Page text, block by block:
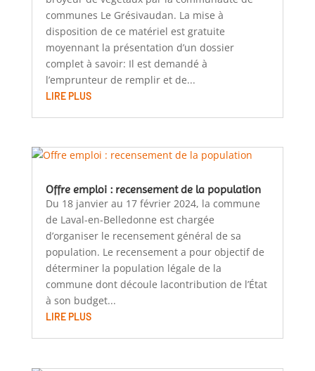
communes Le Grésivaudan. La mise à
disposition de ce matériel est gratuite
moyennant la présentation d’un dossier
complet à savoir: Il est demandé à
l’emprunteur de remplir et de...
LIRE PLUS
Offre emploi : recensement de la population
Du 18 janvier au 17 février 2024, la commune
de Laval-en-Belledonne est chargée
d’organiser le recensement général de sa
population. Le recensement a pour objectif de
déterminer la population légale de la
commune dont découle lacontribution de l’État
à son budget...
LIRE PLUS